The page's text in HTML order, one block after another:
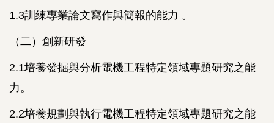
1.3訓練專業論文寫作與簡報的能力 。
（二）創新研發
2.1培養發掘與分析電機工程特定領域專題研究之能
力。
2.2培養規劃與執行電機工程特定領域專題研究之能